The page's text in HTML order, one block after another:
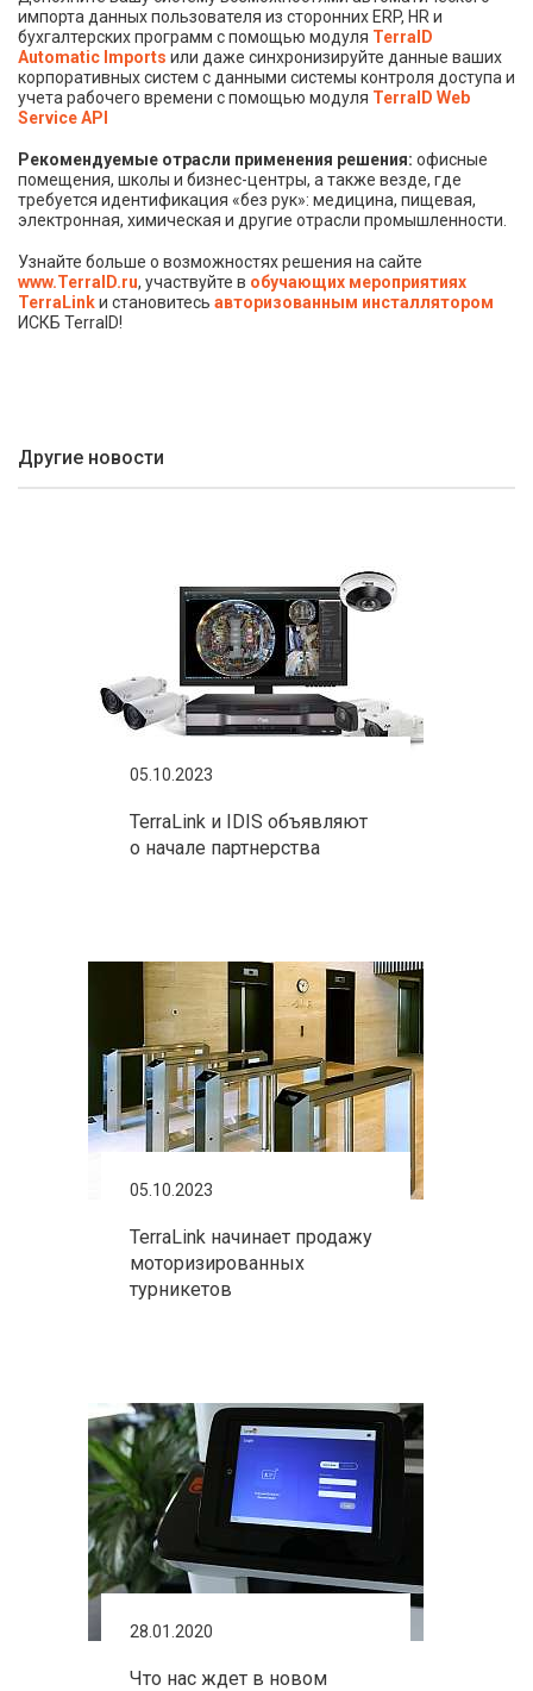
импорта данных пользователя из сторонних ERP, HR и
бухгалтерских программ с помощью модуля TerraID
Automatic Imports или даже синхронизируйте данные ваших
корпоративных систем с данными системы контроля доступа и
учета рабочего времени с помощью модуля TerraID Web
Service API
Рекомендуемые отрасли применения решения: офисные
помещения, школы и бизнес-центры, а также везде, где
требуется идентификация «без рук»: медицина, пищевая,
электронная, химическая и другие отрасли промышленности.
Узнайте больше о возможностях решения на сайте
www.TerraID.ru, участвуйте в обучающих мероприятиях
TerraLinkи становитесь авторизованным инсталлятором
ИСКБ TerraID!
Другие новости
05.10.2023
TerraLink и IDIS объявляют
о начале партнерства
05.10.2023
TerraLink начинает продажу
моторизированных
турникетов
28.01.2020
Что нас ждет в новом